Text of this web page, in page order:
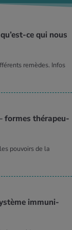
ce qui nous
remèdes. Infos
formes thé­ra­peu­
pouvoirs de la
immu­ni­